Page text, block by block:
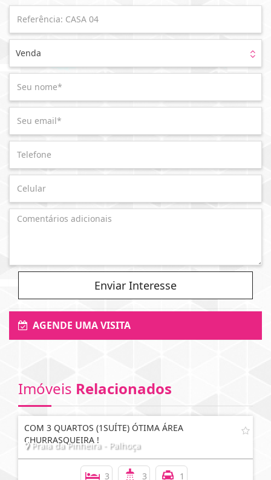
Venda
Enviar Interesse
AGENDE UMA VISITA
Imóveis Relacionados
COM 3 QUARTOS (1SUÍTE) ÓTIMA ÁREA
CHURRASQUEIRA !
Praia da Pinheira - Palhoça
3 3 1